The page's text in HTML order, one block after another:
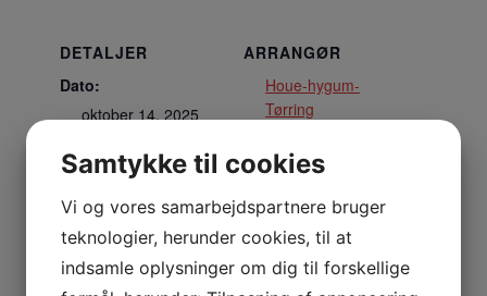
DETALJER
Dato:
oktober 14, 2025
Tidspunkt:
10:00 - 11:30
STED
Houe Kirke
ARRANGØR
Houe-hygum-
Tørring
Se Arrangør
hjemmeside
Samtykke til cookies
Vi og vores samarbejdspartnere bruger
teknologier, herunder cookies, til at
indsamle oplysninger om dig til forskellige